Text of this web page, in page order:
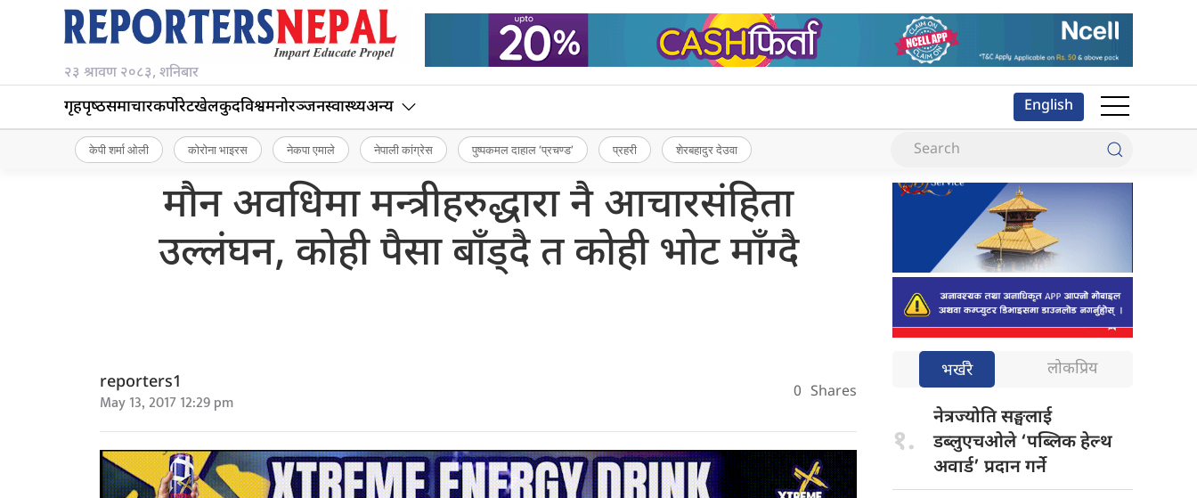
२३ श्रावण २०८३, शनिबार
गृहपृष्‍ठसमाचारकर्पोरेटखेलकुदविश्वमनोरञ्जनस्वास्थ्यअन्य English
केपी शर्मा ओली कोरोना भाइरस नेकपा एमाले नेपाली कांग्रेस पुष्पकमल दाहाल ‘प्रचण्ड’ प्रहरी शेरबहादुर देउवा
मौन अवधिमा मन्त्रीहरुद्धारा नै आचारसंहिता
उल्लंघन, कोही पैसा बाँड्दै त कोही भोट माँग्दै
reporters1
May 13, 2017 12:29 pm 0 Shares
भर्खरै लोकप्रिय
१.
नेत्रज्योति सङ्घलाई
डब्लुएचओले ‘पब्लिक हेल्थ
अवार्ड’ प्रदान गर्ने